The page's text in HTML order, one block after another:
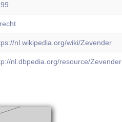
nl.wikipedia.org/wiki/Zevender
nl.dbpedia.org/resource/Zevender